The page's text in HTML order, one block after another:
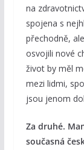
na
spojena s
přechodně,
osvojili nové
život by měl
mezi lidmi,
jsou jenom
Za druhé.
současná